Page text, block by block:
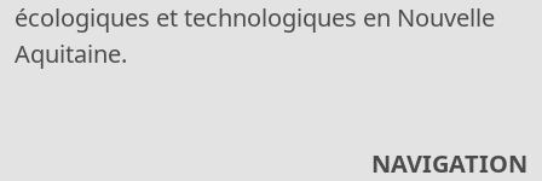
écologiques et technologiques en Nouvelle
Aquitaine.
NAVIGATION